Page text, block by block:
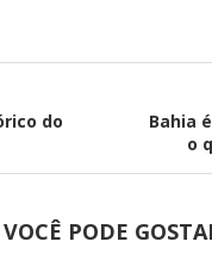
do
Bahia
o
VOCÊ PODE